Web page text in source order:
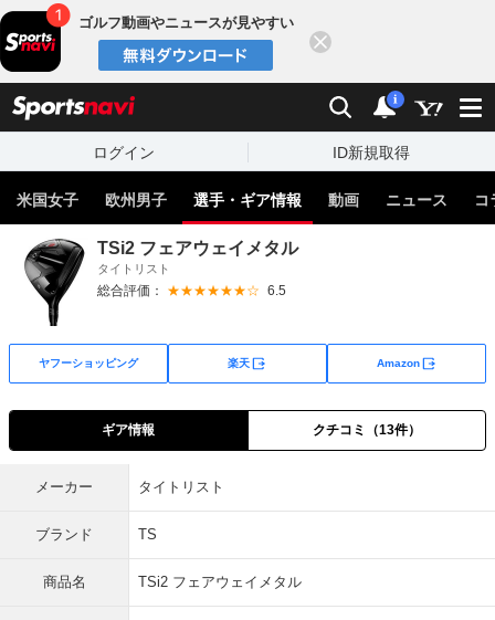
ゴルフ動画やニュースが見やすい
検索 通知
i
ログイン ID新規取得
米国女子 欧州男子 選手・ギア情報 動画 ニュース コ
TSi2 フェアウェイメタル
タイトリスト
総合評価： ★★★★★★☆ 6.5
ヤフーショッピング 楽天 Amazon
ギア情報 クチコミ（13件）
メーカー タイトリスト
ブランド TS
商品名 TSi2 フェアウェイメタル